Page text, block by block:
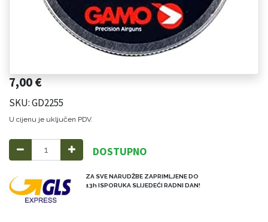
7,00€
SKU: GD2255
U cijenu je uključen PDV.
DOSTUPNO
ZA SVE NARUDŽBE ZAPRIMLJENE DO
13h ISPORUKA SLIJEDEĆI RADNI DAN!